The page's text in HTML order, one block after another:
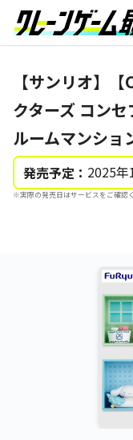
【サンリオ】
クターズ コン
ルームマンシ
発売予定： 2025
※実際の発売日はサービスをご確認